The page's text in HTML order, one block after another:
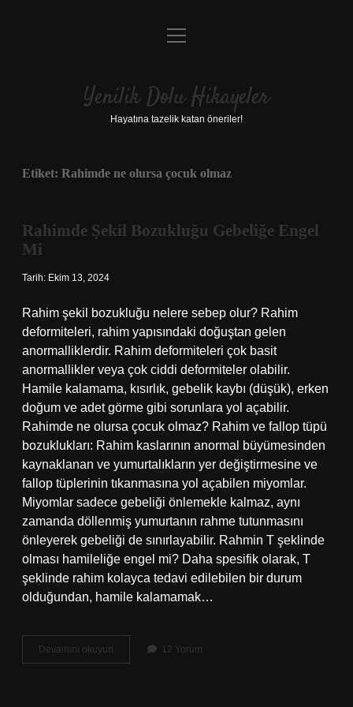
Anasayfa
Yasal Uyarı
menüyü
Yenilik Dolu Hikayeler
Hayatına tazelik katan öneriler!
Etiket: Rahimde ne olursa çocuk olmaz
Rahimde Şekil Bozukluğu Gebeliğe Engel
Mi
Tarih: Ekim 13, 2024
Rahim şekil bozukluğu nelere sebep olur? Rahim
deformiteleri, rahim yapısındaki doğuştan gelen
anormalliklerdir. Rahim deformiteleri çok basit
anormallikler veya çok ciddi deformiteler olabilir.
Hamile kalamama, kısırlık, gebelik kaybı (düşük), erken
doğum ve adet görme gibi sorunlara yol açabilir.
Rahimde ne olursa çocuk olmaz? Rahim ve fallop tüpü
bozuklukları: Rahim kaslarının anormal büyümesinden
kaynaklanan ve yumurtalıkların yer değiştirmesine ve
fallop tüplerinin tıkanmasına yol açabilen miyomlar.
Miyomlar sadece gebeliği önlemekle kalmaz, aynı
zamanda döllenmiş yumurtanın rahme tutunmasını
önleyerek gebeliği de sınırlayabilir. Rahmin T şeklinde
olması hamileliğe engel mi? Daha spesifik olarak, T
şeklinde rahim kolayca tedavi edilebilen bir durum
olduğundan, hamile kalamamak…
Devamını okuyun Rahimde
Şekil
12 Yorum